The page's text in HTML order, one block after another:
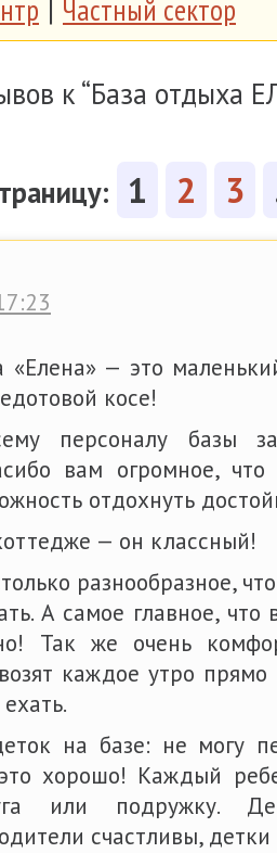
Частный сектор
к “База отдыха
1 2 3
«Елена» — это
косе!
персоналу базы
вам огромное, что
отдохнуть
— он классный!
разнообразное,
А самое главное, что
Так же очень
каждое утро
на базе: не могу
хорошо! Каждый
или подружку.
счастливы, детки